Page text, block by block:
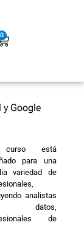
0
y Google
está
para una
variedad de
analistas
datos,
de